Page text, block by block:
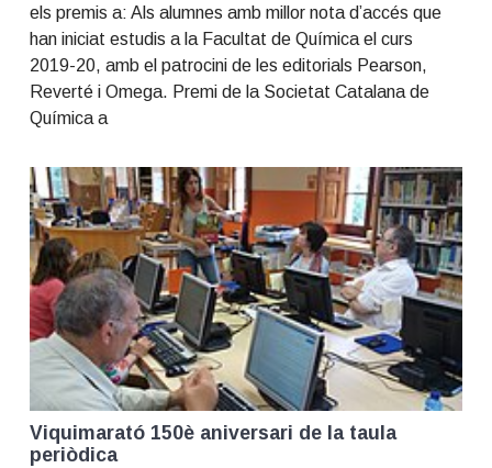
els premis a: Als alumnes amb millor nota d’accés que
han iniciat estudis a la Facultat de Química el curs
2019-20, amb el patrocini de les editorials Pearson,
Reverté i Omega. Premi de la Societat Catalana de
Química a
Viquimarató 150è aniversari de la taula
periòdica